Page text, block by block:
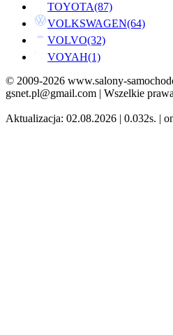
TOYOTA(87)
VOLKSWAGEN(64)
VOLVO(32)
VOYAH(1)
© 2009-2026 www.salony-
gsnet.pl@gmail.com | Wszelkie
Aktualizacja: 02.08.2026 | 0.032s. |